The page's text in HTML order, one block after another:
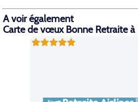
A voir également
Carte de vœux Bonne Retraite